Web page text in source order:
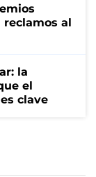
reclamos al
la
el
clave